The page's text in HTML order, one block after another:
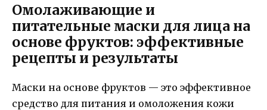
Омолаживающие и
питательные маски для лица на
основе фруктов: эффективные
рецепты и результаты
Маски на основе фруктов — это эффективное
средство для питания и омоложения кожи